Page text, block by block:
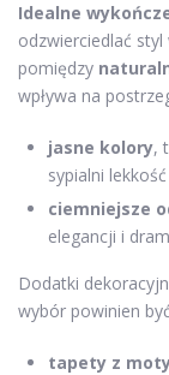
Idealne
odzwierciedlać
pomiędzy
wpływa na
jasne kolory,
sypialni
ciemniejsze
elegancji i
Dodatki
wybór powinien
tapety z